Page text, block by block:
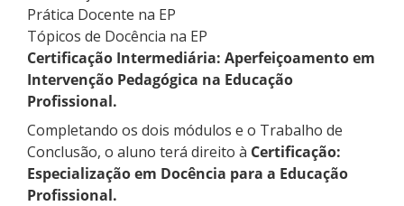
Prática Docente na EP
Tópicos de Docência na EP
Certificação Intermediária: Aperfeiçoamento em
Intervenção Pedagógica na Educação
Profissional.
Completando os dois módulos e o Trabalho de
Conclusão, o aluno terá direito à Certificação:
Especialização em Docência para a Educação
Profissional.